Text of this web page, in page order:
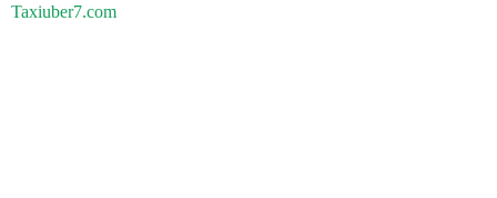
Taxiuber7.com